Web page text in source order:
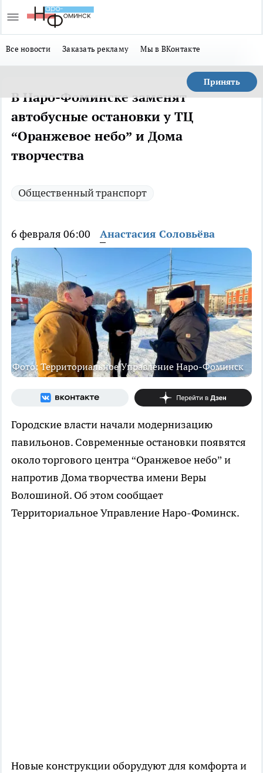
Все новости Заказать рекламу Мы в ВКонтакте
Принять
В Наро-Фоминске заменят
автобусные остановки у ТЦ
“Оранжевое небо” и Дома
творчества
Общественный транспорт
6 февраля 06:00 Анастасия Соловьёва
Фото: Территориальное Управление Наро-Фоминск
Городские власти начали модернизацию
павильонов. Современные остановки появятся
около торгового центра “Оранжевое небо” и
напротив Дома творчества имени Веры
Волошиной. Об этом сообщает
Территориальное Управление Наро-Фоминск.
Новые конструкции оборудуют для комфорта и